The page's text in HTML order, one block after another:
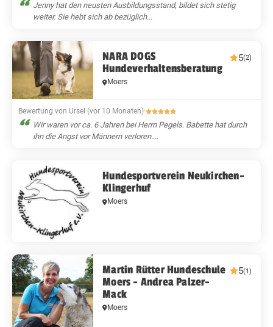
Jenny hat den neusten Ausbildungsstand, bildet sich stetig
weiter. Sie hebt sich ab bezüglich...
NARA DOGS
Hundeverhaltensberatung
5(2)
Moers
Bewertung von Ursel (vor 10 Monaten)·
Wir waren vor ca. 6 Jahren bei Herrn Pegels. Babette hat durch
ihn die Angst vor Männern verloren....
Hundesportverein Neukirchen-
Klingerhuf
Moers
Martin Rütter Hundeschule
Moers - Andrea Palzer-
Mack
5(1)
Moers